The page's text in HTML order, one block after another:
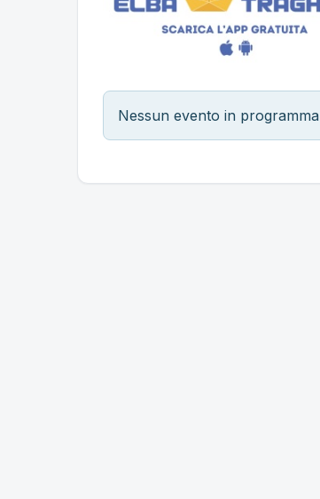
Nessun evento in